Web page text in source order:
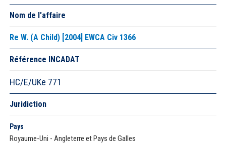
Nom de l'affaire
Re W. (A Child) [2004] EWCA Civ 1366
Référence INCADAT
HC/E/UKe 771
Juridiction
Pays
Royaume-Uni - Angleterre et Pays de Galles